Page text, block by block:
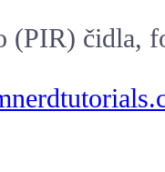
(PIR) čidla,